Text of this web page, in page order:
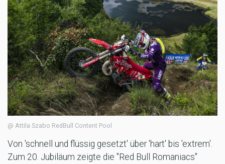
@ Attila Szabo RedBull Content Pool
Von 'schnell und flüssig gesetzt' über 'hart' bis 'extrem'.
Zum 20. Jubiläum zeigte die "Red Bull Romaniacs"